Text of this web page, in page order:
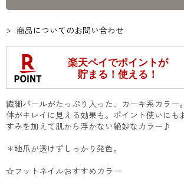
商品についてのお問い合わせ
繊細パールがたっぷり入った、カーキ系カラー
体がキレイに見える効果も。ポイント使いにも
すみを加えて肌から浮かない絶妙なカラー♪
＊地爪が透けずしっかり発色。
☆フットネイルおすすめカラー